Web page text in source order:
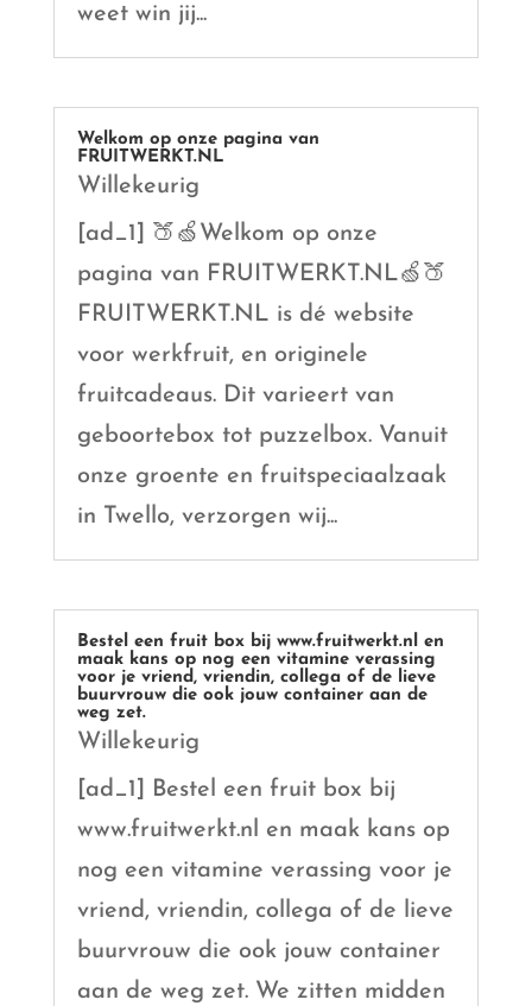
weet win jij...
Welkom op onze pagina van
FRUITWERKT.NL
Willekeurig
[ad_1] 🍑🍏Welkom op onze
pagina van FRUITWERKT.NL🍏🍑
FRUITWERKT.NL is dé website
voor werkfruit, en originele
fruitcadeaus. Dit varieert van
geboortebox tot puzzelbox. Vanuit
onze groente en fruitspeciaalzaak
in Twello, verzorgen wij...
Bestel een fruit box bij www.fruitwerkt.nl en
maak kans op nog een vitamine verassing
voor je vriend, vriendin, collega of de lieve
buurvrouw die ook jouw container aan de
weg zet.
Willekeurig
[ad_1] Bestel een fruit box bij
www.fruitwerkt.nl en maak kans op
nog een vitamine verassing voor je
vriend, vriendin, collega of de lieve
buurvrouw die ook jouw container
aan de weg zet. We zitten midden